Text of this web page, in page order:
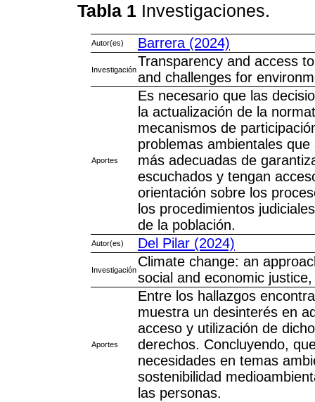
Tabla 1 Investigaciones.
Autor(es) Barrera (2024)
Investigación
Transparency and access
and challenges for
Aportes
Es necesario que las
la actualización de la
mecanismos de
problemas ambientales
más adecuadas de
escuchados y tengan
orientación sobre los
los procedimientos
de la población.
Autor(es) Del Pilar (2024)
Investigación
Climate change: an
social and economic
Aportes
Entre los hallazgos
muestra un desinterés en
acceso y utilización de
derechos. Concluyendo,
necesidades en temas
sostenibilidad
las personas.